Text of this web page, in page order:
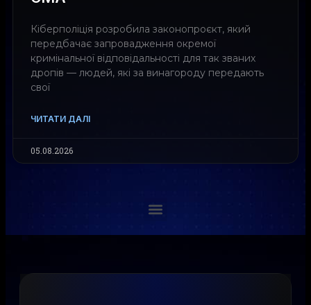
Кіберполіція розробила законопроєкт, який
передбачає запровадження окремої
кримінальної відповідальності для так званих
дропів — людей, які за винагороду передають
свої
ЧИТАТИ ДАЛІ
05.08.2026